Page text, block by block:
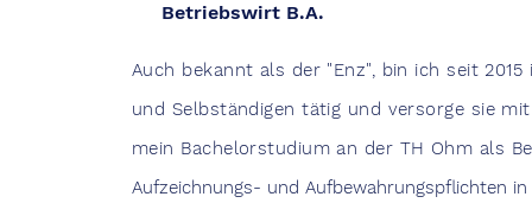
Betriebswirt B.A.
Auch bekannt als der "Enz", bin ich seit
und Selbständigen tätig und versorge sie
mein Bachelorstudium an der TH Ohm als
Aufzeichnungs- und Aufbewahrungspflichten